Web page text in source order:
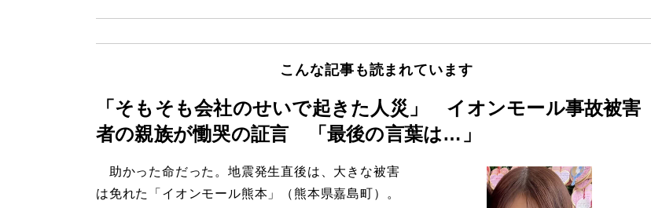
こんな記事も読まれています
「そもそも会社のせいで起きた人災」 イオンモール事故被害
者の親族が慟哭の証言 「最後の言葉は…」
助かった命だった。地震発生直後は、大きな被害
は免れた「イオンモール熊本」（熊本県嘉島町）。